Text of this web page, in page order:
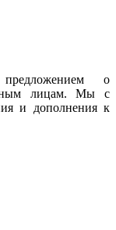
о
лицам. Мы с
и дополнения к